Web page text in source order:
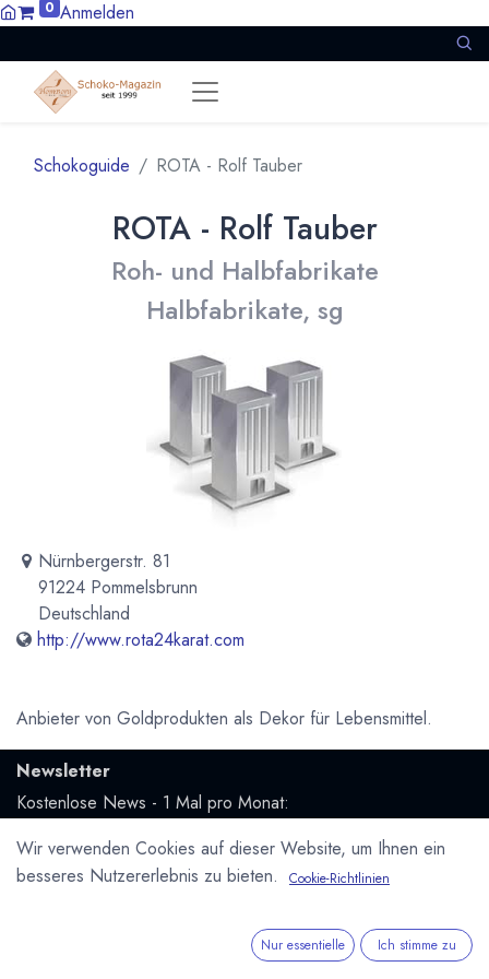
0 Anmelden
Schokoguide ROTA - Rolf Tauber
ROTA - Rolf Tauber
Roh- und Halbfabrikate
Halbfabrikate, sg
Nürnbergerstr. 81
91224 Pommelsbrunn
Deutschland
http://www.rota24karat.com
Anbieter von Goldprodukten als Dekor für Lebensmittel.
Newsletter
Kostenlose News - 1 Mal pro Monat:
Abonnieren
Datenschutzerklärung&
Wir verwenden Cookies auf dieser Website, um Ihnen ein
besseres Nutzererlebnis zu bieten.
Cookie-Richtlinien
Nur essentielle Ich stimme zu